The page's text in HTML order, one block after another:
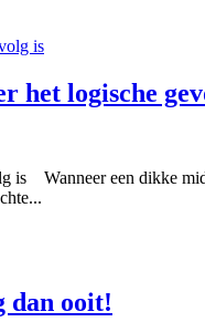
het logische
is Wanneer een dikke
dan ooit!